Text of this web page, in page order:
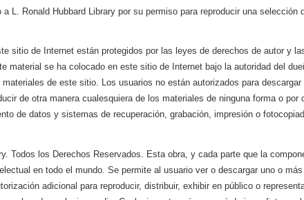
L. Ronald Hubbard Library por su permiso para reproducir una selección
sitio de Internet están protegidos por las leyes de derechos de autor y
material se ha colocado en este sitio de Internet bajo la autoridad del
de este sitio. Los usuarios no están autorizados para
de otra manera cualesquiera de los materiales de ninguna forma o por
de datos y sistemas de recuperación, grabación, impresión o
Todos los Derechos Reservados. Esta obra, y cada parte que la
en todo el mundo. Se permite al usuario ver o descargar uno o
adicional para reproducir, distribuir, exhibir en público o